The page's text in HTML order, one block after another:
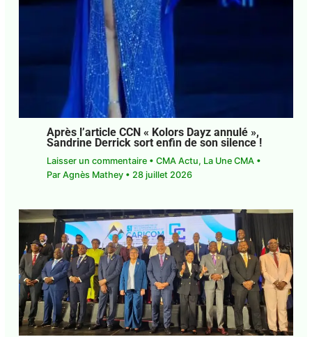
Après l’article CCN « Kolors Dayz annulé »,
Sandrine Derrick sort enfin de son silence !
Laisser un commentaire • CMA Actu, La Une CMA•
Par Agnès Mathey • 28 juillet 2026